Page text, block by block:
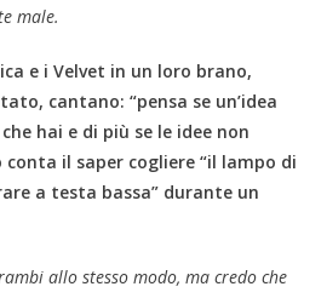
male.
e i Velvet in un loro brano,
cantano: “pensa se un’idea
hai e di più se le idee non
il saper cogliere “il lampo di
a testa bassa” durante un
allo stesso modo, ma credo che